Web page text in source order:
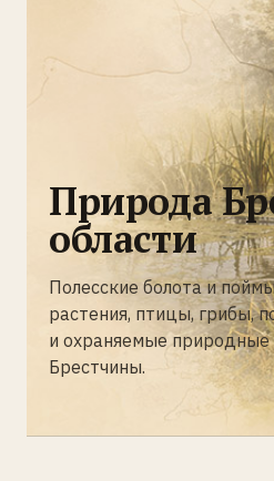
Природа
области
Полесские болота и
растения, птицы, грибы,
и охраняемые
Брестчины.